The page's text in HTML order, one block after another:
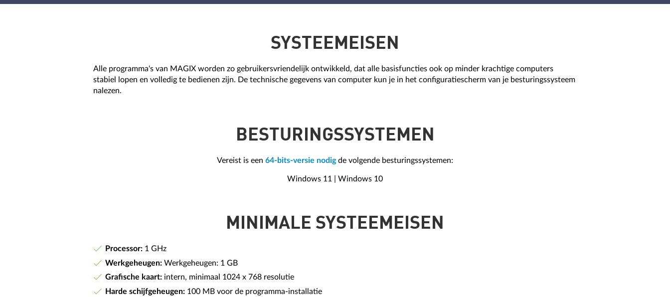
SYSTEEMEISEN
Alle programma's van MAGIX worden zo gebruikersvriendelijk ontwikkeld, dat alle basisfuncties ook op minder krachtige computers
stabiel lopen en volledig te bedienen zijn. De technische gegevens van computer kun je in het configuratiescherm van je besturingssysteem
nalezen.
BESTURINGSSYSTEMEN
Vereist is een 64-bits-versie nodigde volgende besturingssystemen:
Windows 11 | Windows 10
MINIMALE SYSTEEMEISEN
Processor: 1 GHz
Werkgeheugen: Werkgeheugen: 1 GB
Grafische kaart: intern, minimaal 1024 x 768 resolutie
Harde schijfgeheugen: 100 MB voor de programma-installatie